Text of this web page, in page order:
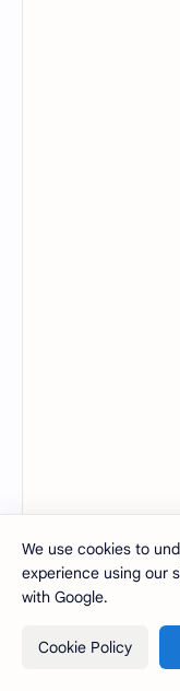
کے
حسنؓ
عائشہؓ
مصنف کون
We use cookies to
experience using our
with Google.
Cookie Policy